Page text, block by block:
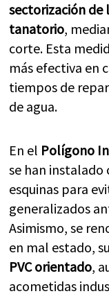
sectorización de
tanatorio,
corte. Esta
más efectiva en
tiempos de
de agua.
En el Polígono
se han instalado
esquinas para
generalizados
Asimismo, se
en mal estado,
PVC orientado,
acometidas